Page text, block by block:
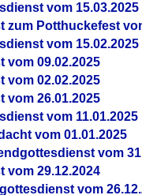
vom 15.03.2025
zum Potthuckefest
vom 15.02.2025
vom 09.02.2025
vom 02.02.2025
vom 26.01.2025
vom 11.01.2025
vom 01.01.2025
vom
vom 29.12.2024
vom